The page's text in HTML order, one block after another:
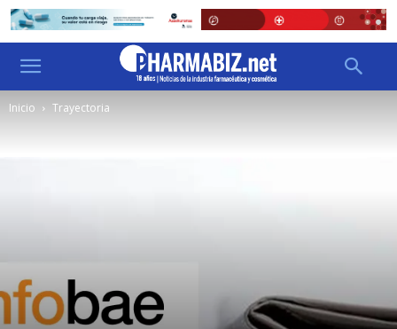
Inicio Trayectoria